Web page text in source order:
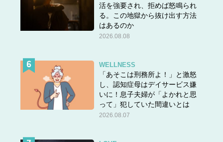
活を強要され、拒めば怒鳴られ
る。この地獄から抜け出す方法
はあるのか
2026.08.08
WELLNESS
「あそこは刑務所よ！」と激怒
し、認知症母はデイサービス嫌
いに！息子夫婦が「よかれと思
って」犯していた間違いとは
2026.08.07